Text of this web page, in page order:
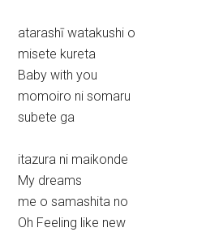
atarashī watakushi o
misete kureta
Baby with you
momoiro ni somaru
subete ga
itazura ni maikonde
My dreams
me o samashita no
Oh Feeling like new